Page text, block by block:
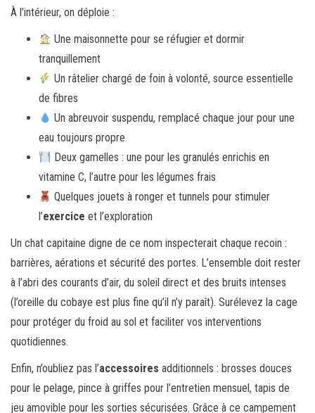
À l’intérieur, on déploie :
Une maisonnette pour se réfugier et dormir
tranquillement
Un râtelier chargé de foin à volonté, source essentielle
de fibres
Un abreuvoir suspendu, remplacé chaque jour pour une
eau toujours propre
Deux gamelles : une pour les granulés enrichis en
vitamine C, l’autre pour les légumes frais
Quelques jouets à ronger et tunnels pour stimuler
l’exercice et l’exploration
Un chat capitaine digne de ce nom inspecterait chaque recoin :
barrières, aérations et sécurité des portes. L’ensemble doit rester
à l’abri des courants d’air, du soleil direct et des bruits intenses
(l’oreille du cobaye est plus fine qu’il n’y paraît). Surélevez la cage
pour protéger du froid au sol et faciliter vos interventions
quotidiennes.
Enfin, n’oubliez pas l’accessoires additionnels : brosses douces
pour le pelage, pince à griffes pour l’entretien mensuel, tapis de
jeu amovible pour les sorties sécurisées. Grâce à ce campement